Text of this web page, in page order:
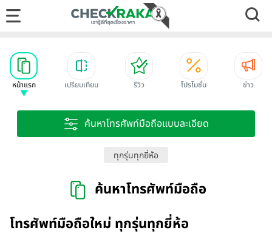
หน้าแรก เปรียบเทียบ รีวิว โปรโมชั่น ข่าว
ค้นหาโทรศัพท์มือถือแบบละเอียด
ทุกรุ่นทุกยี่ห้อ
ค้นหาโทรศัพท์มือถือ
โทรศัพท์มือถือใหม่ ทุกรุ่นทุกยี่ห้อ